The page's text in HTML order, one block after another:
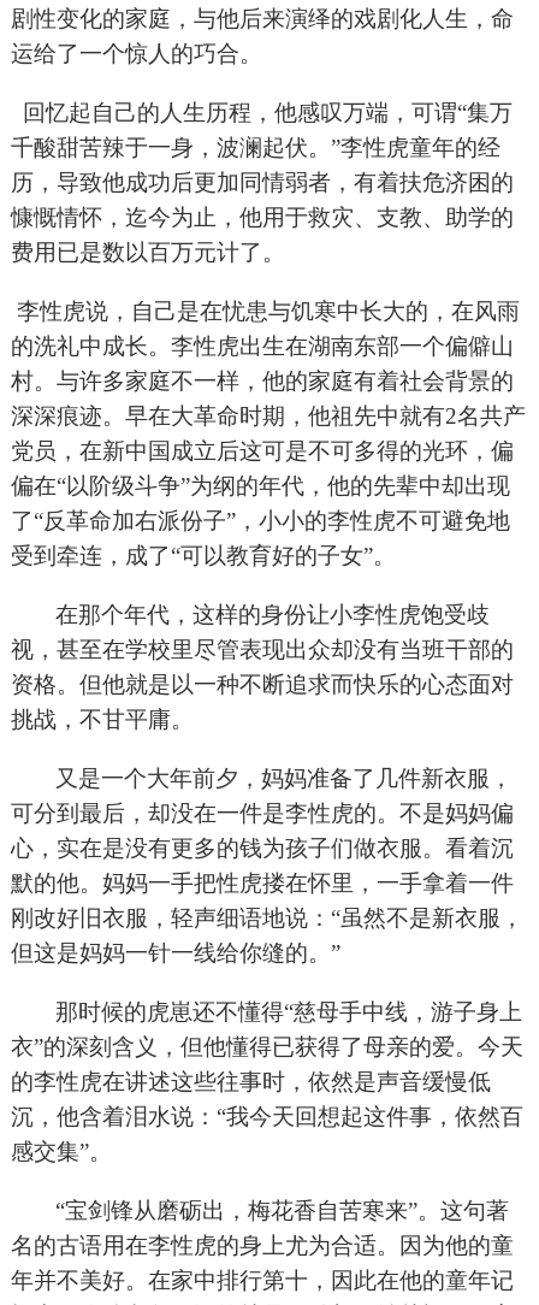
剧性变化的家庭，与他后来演绎的戏剧化人生，命
运给了一个惊人的巧合。
回忆起自己的人生历程，他感叹万端，可谓“集万
千酸甜苦辣于一身，波澜起伏。”李性虎童年的经
历，导致他成功后更加同情弱者，有着扶危济困的
慷慨情怀，迄今为止，他用于救灾、支教、助学的
费用已是数以百万元计了。
李性虎说，自己是在忧患与饥寒中长大的，在风雨
的洗礼中成长。李性虎出生在湖南东部一个偏僻山
村。与许多家庭不一样，他的家庭有着社会背景的
深深痕迹。早在大革命时期，他祖先中就有2名共产
党员，在新中国成立后这可是不可多得的光环，偏
偏在“以阶级斗争”为纲的年代，他的先辈中却出现
了“反革命加右派份子”，小小的李性虎不可避免地
受到牵连，成了“可以教育好的子女”。
在那个年代，这样的身份让小李性虎饱受歧
视，甚至在学校里尽管表现出众却没有当班干部的
资格。但他就是以一种不断追求而快乐的心态面对
挑战，不甘平庸。
又是一个大年前夕，妈妈准备了几件新衣服，
可分到最后，却没在一件是李性虎的。不是妈妈偏
心，实在是没有更多的钱为孩子们做衣服。看着沉
默的他。妈妈一手把性虎搂在怀里，一手拿着一件
刚改好旧衣服，轻声细语地说：“虽然不是新衣服，
但这是妈妈一针一线给你缝的。”
那时候的虎崽还不懂得“慈母手中线，游子身上
衣”的深刻含义，但他懂得已获得了母亲的爱。今天
的李性虎在讲述这些往事时，依然是声音缓慢低
沉，他含着泪水说：“我今天回想起这件事，依然百
感交集”。
“宝剑锋从磨砺出，梅花香自苦寒来”。这句著
名的古语用在李性虎的身上尤为合适。因为他的童
年并不美好。在家中排行第十，因此在他的童年记